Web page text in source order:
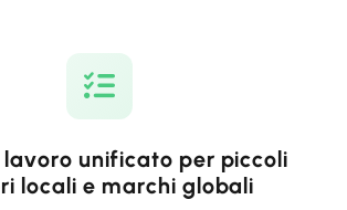
lavoro unificato per piccoli
locali e marchi globali